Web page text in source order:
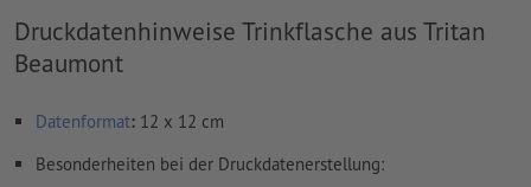
Druckdatenhinweise Trinkflasche aus Tritan
Beaumont
Datenformat: 12 x 12 cm
Besonderheiten bei der Druckdatenerstellung: